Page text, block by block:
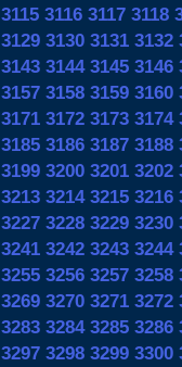
3115 3116 3117 3118
3129 3130 3131 3132
3143 3144 3145 3146
3157 3158 3159 3160
3171 3172 3173 3174
3185 3186 3187 3188
3199 3200 3201 3202
3213 3214 3215 3216
3227 3228 3229 3230
3241 3242 3243 3244
3255 3256 3257 3258
3269 3270 3271 3272
3283 3284 3285 3286
3297 3298 3299 3300